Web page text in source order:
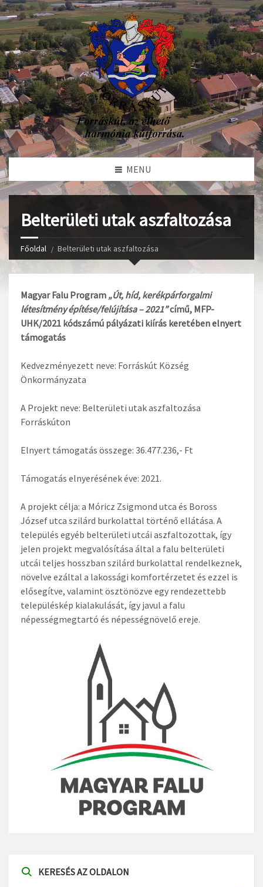
MENU
Belterületi utak aszfaltozása
Főoldal Belterületi utak aszfaltozása
Magyar Falu Program „Út, híd, kerékpárforgalmi
létesítmény építése/felújítása – 2021”című, MFP-
UHK/2021 kódszámú pályázati kiírás keretében elnyert
támogatás
Kedvezményezett neve: Forráskút Község
Önkormányzata
A Projekt neve: Belterületi utak aszfaltozása
Forráskúton
Elnyert támogatás összege: 36.477.236,- Ft
Támogatás elnyerésének éve: 2021.
A projekt célja: a Móricz Zsigmond utca és Boross
József utca szilárd burkolattal történő ellátása. A
település egyéb belterületi utcái aszfaltozottak, így
jelen projekt megvalósítása által a falu belterületi
utcái teljes hosszban szilárd burkolattal rendelkeznek,
növelve ezáltal a lakossági komfortérzetet és ezzel is
elősegítve, valamint ösztönözve egy rendezettebb
településkép kialakulását, így javul a falu
népességmegtartó és népességnövelő ereje.
KERESÉS AZ OLDALON